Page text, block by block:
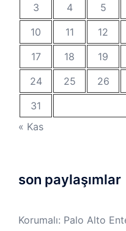
3
4 5
10
11 12
17
18 19
24
25 26
31
« Kas
son paylaşımlar
Korumalı: Palo Alto